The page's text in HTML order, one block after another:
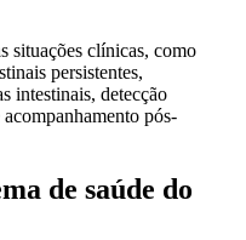
situações clínicas, como
persistentes,
intestinais, detecção
pós-
de saúde do